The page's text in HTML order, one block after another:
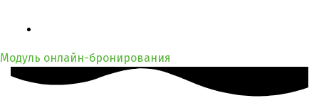
Модуль онлайн-бронирования